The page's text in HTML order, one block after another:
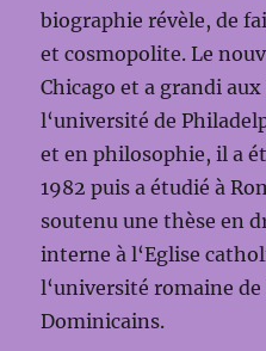
biographie révèle, de
et cosmopolite. Le
Chicago et a grandi
l‘université de
et en philosophie, il a
1982 puis a étudié à
soutenu une thèse en
interne à l‘Eglise
l‘université romaine de
Dominicains.